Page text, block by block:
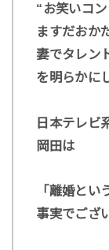
“お笑いコン
ますだおか
妻でタレン
を明らかに
日本テレビ
岡田は
「離婚とい
事実でござ